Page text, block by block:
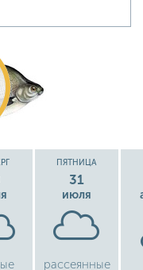
ПЯТНИЦА
31
июля
рассеянные